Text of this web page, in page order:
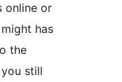
online or
has
the
still